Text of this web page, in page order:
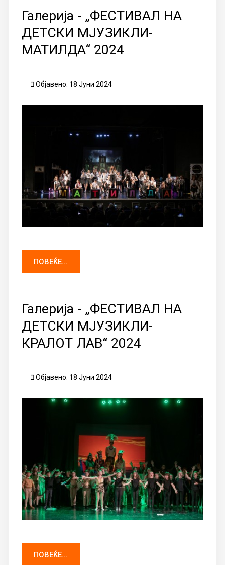
Галерија - „ФЕСТИВАЛ НА
ДЕТСКИ МЈУЗИКЛИ-
МАТИЛДА“ 2024
Објавено: 18 Јуни 2024
ПОВЕЌЕ...
Галерија - „ФЕСТИВАЛ НА
ДЕТСКИ МЈУЗИКЛИ-
КРАЛОТ ЛАВ“ 2024
Објавено: 18 Јуни 2024
ПОВЕЌЕ...